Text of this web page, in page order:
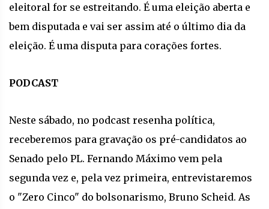
eleitoral for se estreitando. É uma eleição aberta e
bem disputada e vai ser assim até o último dia da
eleição. É uma disputa para corações fortes.
PODCAST
Neste sábado, no podcast resenha política,
receberemos para gravação os pré-candidatos ao
Senado pelo PL. Fernando Máximo vem pela
segunda vez e, pela vez primeira, entrevistaremos
o "Zero Cinco" do bolsonarismo, Bruno Scheid. As